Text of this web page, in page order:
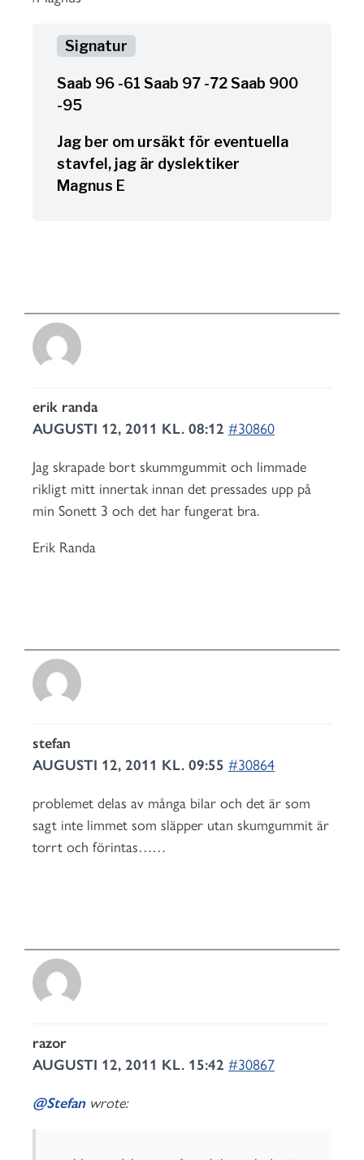
Saab 96 -61 Saab 97 -72 Saab 900
-95
Jag ber om ursäkt för eventuella
stavfel, jag är dyslektiker
Magnus E
erik randa
AUGUSTI 12, 2011 KL. 08:12 #30860
Jag skrapade bort skummgummit och limmade
rikligt mitt innertak innan det pressades upp på
min Sonett 3 och det har fungerat bra.
Erik Randa
stefan
AUGUSTI 12, 2011 KL. 09:55 #30864
problemet delas av många bilar och det är som
sagt inte limmet som släpper utan skumgummit är
torrt och förintas……
razor
AUGUSTI 12, 2011 KL. 15:42 #30867
@Stefanwrote: